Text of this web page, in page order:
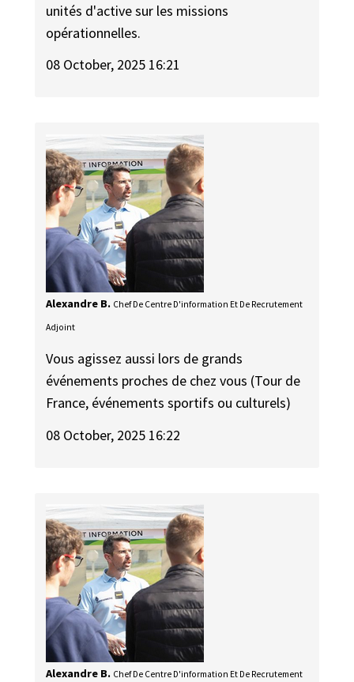
unités d'active sur les missions
opérationnelles.
08 October, 2025 16:21
Alexandre B. Chef De Centre D'information Et De Recrutement
Adjoint
Vous agissez aussi lors de grands
événements proches de chez vous (Tour de
France, événements sportifs ou culturels)
08 October, 2025 16:22
Alexandre B. Chef De Centre D'information Et De Recrutement